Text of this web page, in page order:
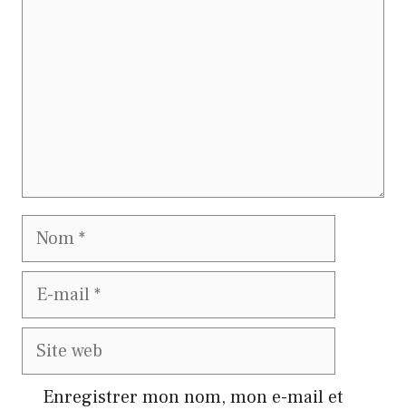
Nom
E-
Site
Enregistrer mon nom, mon e-mail et